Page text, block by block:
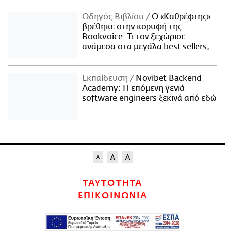
Οδηγός Βιβλίου
Ο «Καθρέφτης»
βρέθηκε στην κορυφή της
Bookvoice. Τι τον ξεχώρισε
ανάμεσα στα μεγάλα best sellers;
Εκπαίδευση
Novibet Backend
Academy: Η επόμενη γενιά
software engineers ξεκινά από εδώ
ΤΑΥΤΟΤΗΤΑ
ΕΠΙΚΟΙΝΩΝΙΑ